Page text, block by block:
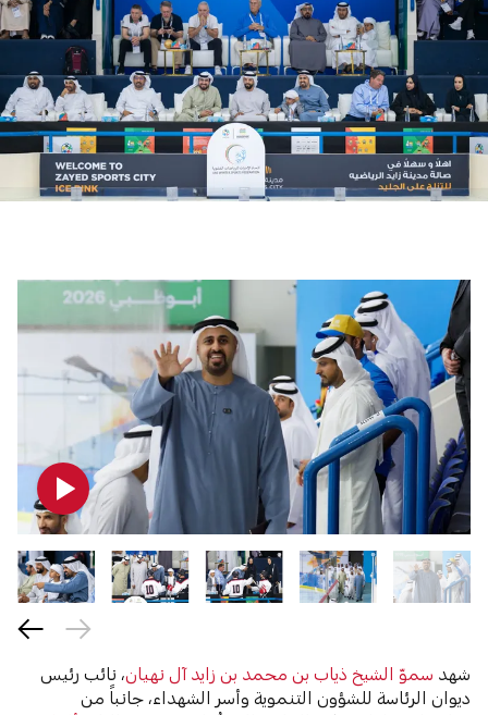
شهد سموّ الشيخ ذياب بن محمد بن زايد آل نهيان، نائب رئيس
ديوان الرئاسة للشؤون التنموية وأسر الشهداء، جانباً من